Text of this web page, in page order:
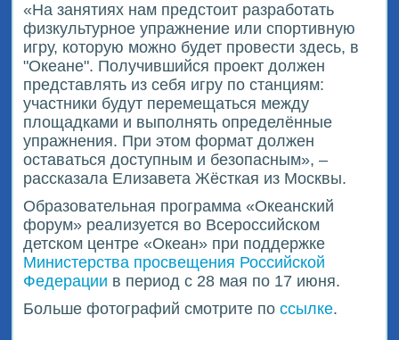
«На занятиях нам предстоит разработать
физкультурное упражнение или спортивную
игру, которую можно будет провести здесь, в
"Океане". Получившийся проект должен
представлять из себя игру по станциям:
участники будут перемещаться между
площадками и выполнять определённые
упражнения. При этом формат должен
оставаться доступным и безопасным», –
рассказала Елизавета Жëсткая из Москвы.
Образовательная программа «Океанский
форум» реализуется во Всероссийском
детском центре «Океан» при поддержке
Министерства просвещения Российской
Федерации в период с 28 мая по 17 июня.
Больше фотографий смотрите поссылке.